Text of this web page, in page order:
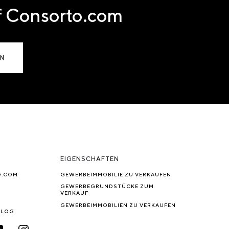
EIGENSCHAFTEN
GEWERBEIMMOBILIE ZU VERKAUFEN
GEWERBEGRUNDSTÜCKE ZUM
VERKAUF
GEWERBEIMMOBILIEN ZU VERKAUFEN